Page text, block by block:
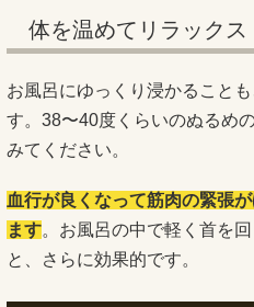
体を温めてリラックス
お風呂にゆっくり浸かること
す。38〜40度くらいのぬるめ
みてください。
血行が良くなって筋肉の緊張
ます。お風呂の中で軽く首を
と、さらに効果的です。